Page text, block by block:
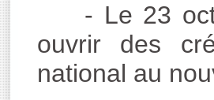
- Le 23
ouvrir des
national au